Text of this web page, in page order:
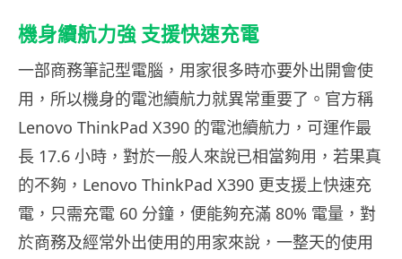
機身續航力強 支援快速充電
一部商務筆記型電腦，用家很多時亦要外出開會使
用，所以機身的電池續航力就異常重要了。官方稱
Lenovo ThinkPad X390 的電池續航力，可運作最
長 17.6 小時，對於一般人來說已相當夠用，若果真
的不夠，Lenovo ThinkPad X390 更支援上快速充
電，只需充電 60 分鐘，便能夠充滿 80% 電量，對
於商務及經常外出使用的用家來說，一整天的使用